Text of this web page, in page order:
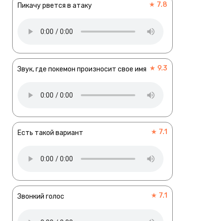
Пикачу рвется в атаку ★ 7.8
Звук, где покемон произносит свое имя ★ 9.3
Есть такой вариант ★ 7.1
Звонкий голос ★ 7.1